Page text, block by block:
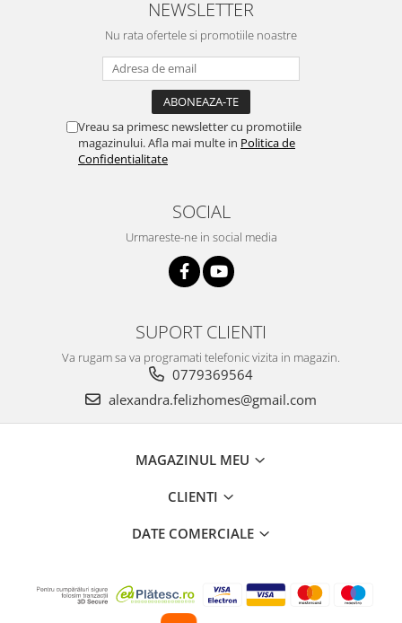
NEWSLETTER
Nu rata ofertele si promotiile noastre
Vreau sa primesc newsletter cu promotiile
magazinului. Afla mai multe in Politica de
Confidentialitate
SOCIAL
Urmareste-ne in social media
SUPORT CLIENTI
Va rugam sa va programati telefonic vizita in magazin.
0779369564
alexandra.felizhomes@gmail.com
MAGAZINUL MEU
CLIENTI
DATE COMERCIALE